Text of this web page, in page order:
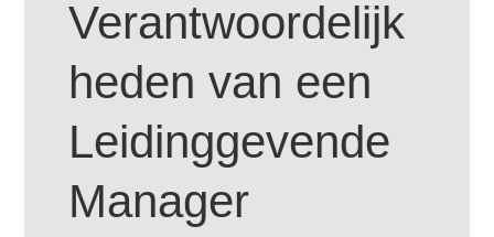
Verantwoordelijk
heden van een
Leidinggevende
Manager